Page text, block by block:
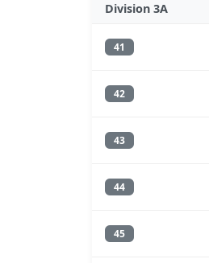
Division 3A
41
42
43
44
45